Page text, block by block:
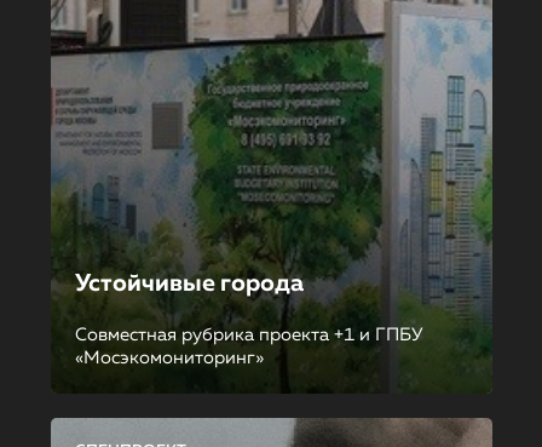
Устойчивые города
Совместная рубрика проекта +1 и ГПБУ
«Мосэкомониторинг»